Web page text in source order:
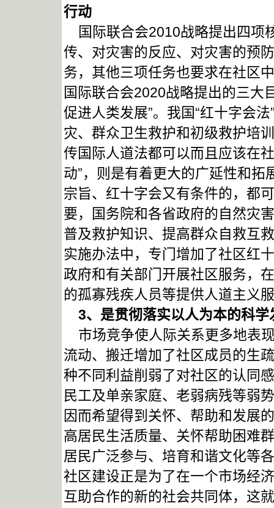
行动
国际联合会2010战略提出四项
传、对灾害的反应、对灾害的预
务，其他三项任务也要求在社区
国际联合会2020战略提出的三大
促进人类发展”。我国“红十字会
灾、群众卫生救护和初级救护培
传国际人道法都可以而且应该在
动”，则是有着更大的广延性和
宗旨、红十字会又有条件的，都
要，国务院和各省政府的自然灾
普及救护知识、提高群众自救互
实施办法中，专门增加了社区红
政府和有关部门开展社区服务，
的孤寡残疾人员等提供人道主义
3、是贯彻落实以人为本的科
市场竞争使人际关系更多地表
流动、搬迁增加了社区成员的生
种不同利益削弱了对社区的认同
民工及单亲家庭、老弱病残等弱
因而希望得到关怀、帮助和发展
高居民生活质量、关怀帮助困难
居民广泛参与、培育和谐文化等
社区建设正是为了在一个市场经
互助合作的新的社会共同体，这